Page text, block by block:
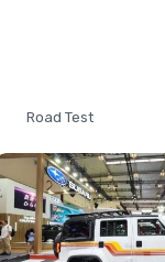
Road Test